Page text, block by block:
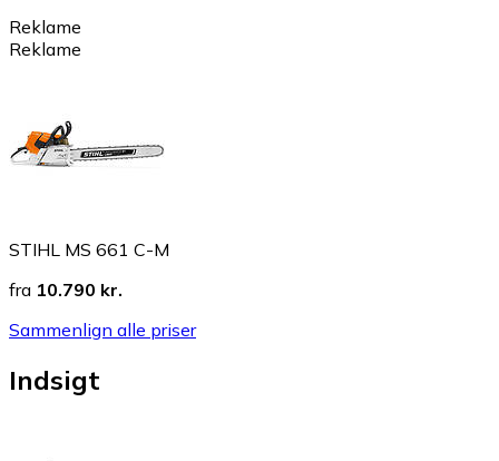
Reklame
Reklame
STIHL MS 661 C-M
fra 10.790 kr.
Sammenlign alle priser
Indsigt